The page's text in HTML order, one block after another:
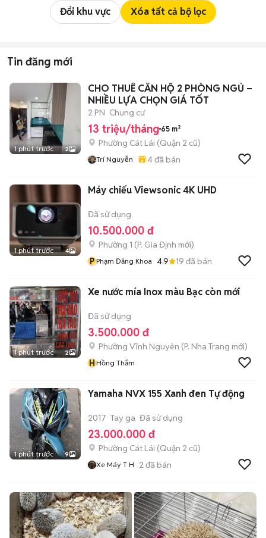
Đổi khu vực Xóa tất cả bộ lọc
Tin đăng mới
1 phút trước 2
CHO THUÊ CĂN HỘ 2 PHÒNG NGỦ –
NHIỀU LỰA CHỌN GIÁ TỐT
2 PN Chung cư
13 triệu/tháng 65 m²
Phường Cát Lái (Quận 2 cũ)
Trí Nguyễn 4đã bán
1 phút trước 4
Máy chiếu Viewsonic 4K UHD
Đã sử dụng
10.500.000 đ
Phường 1 (P. Gia Định mới)
P Phạm Đăng Khoa 4.9 19 đã bán
1 phút trước 2
Xe nước mía Inox màu Bạc còn mới
Đã sử dụng
3.500.000 đ
Phường Vĩnh Nguyên (P. Nha Trang mới)
HHồng Thắm
1 phút trước 9
Yamaha NVX 155 Xanh đen Tự động
2017 Tay ga Đã sử dụng
23.000.000 đ
Phường Cát Lái (Quận 2 cũ)
Xe Máy T H 2 đã bán